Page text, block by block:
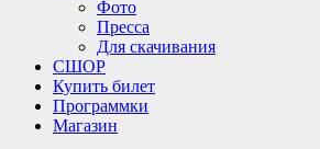
Фото
Пресса
Для скачивания
СШОР
Купить билет
Программки
Магазин